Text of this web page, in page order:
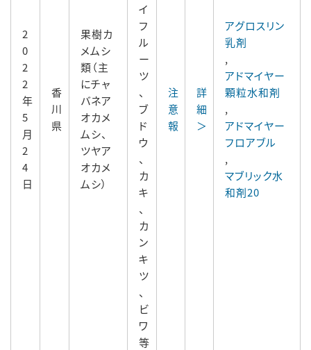
2
0
2
2
年
5
月
2
4
日
香
川
県
果樹カ
メムシ
類（主
にチャ
バネア
オカメ
ムシ、
ツヤア
オカメ
ムシ）
イ
フ
ル
ー
ツ
、
ブ
ド
ウ
、
カ
キ
、
カ
ン
キ
ツ
、
ビ
ワ
等
注
意
報
詳
細
＞
アグロスリン
乳剤
,
アドマイヤー
顆粒水和剤
,
アドマイヤー
フロアブル
,
マブリック水
和剤20